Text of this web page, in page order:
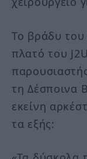
Το βράδυ του
πλατό του
τη Δέσποινα
εκείνη
τα εξής: